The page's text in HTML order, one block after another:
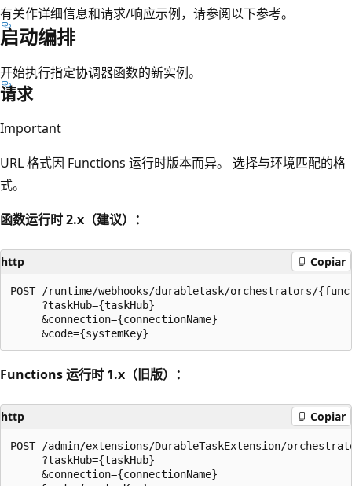
有关作详细信息和请求/响应示例，请参阅以下参考。
启动编排
开始执行指定协调器函数的新实例。
请求
Important
URL 格式因 Functions 运行时版本而异。 选择与环境匹配的格
式。
函数运行时 2.x（建议）：
http Copiar
POST /runtime/webhooks/durabletask/orchestrators/
     ?taskHub={taskHub}
     &connection={connectionName}
Functions 运行时 1.x（旧版）：
http Copiar
POST /admin/extensions/DurableTaskExtension/
     ?taskHub={taskHub}
     &connection={connectionName}